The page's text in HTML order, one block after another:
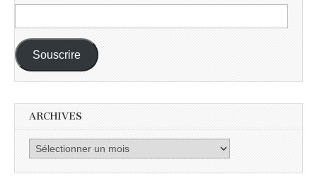
e-
mail :
Souscrire
ARCHIVES
Archives